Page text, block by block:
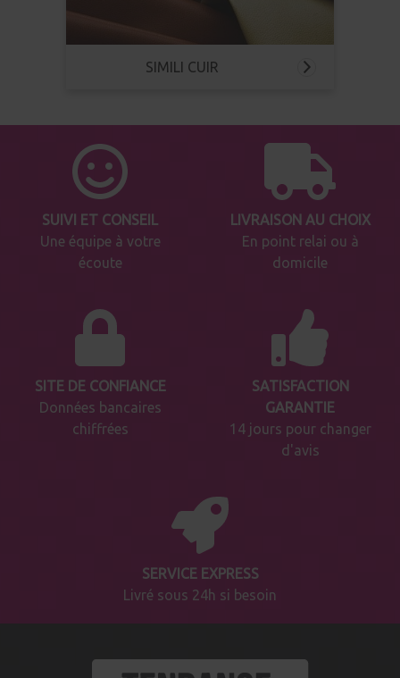
SIMILI CUIR
SUIVI ET CONSEIL
Une équipe à votre
écoute
LIVRAISON AU CHOIX
En point relai ou à
domicile
SITE DE CONFIANCE
Données bancaires
chiffrées
SATISFACTION
GARANTIE
14 jours pour changer
d'avis
SERVICE EXPRESS
Livré sous 24h si besoin